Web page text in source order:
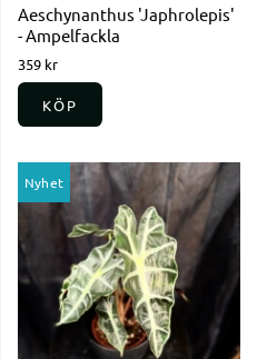
Aeschynanthus 'Japhrolepis'
- Ampelfackla
359 kr
KÖP
Nyhet